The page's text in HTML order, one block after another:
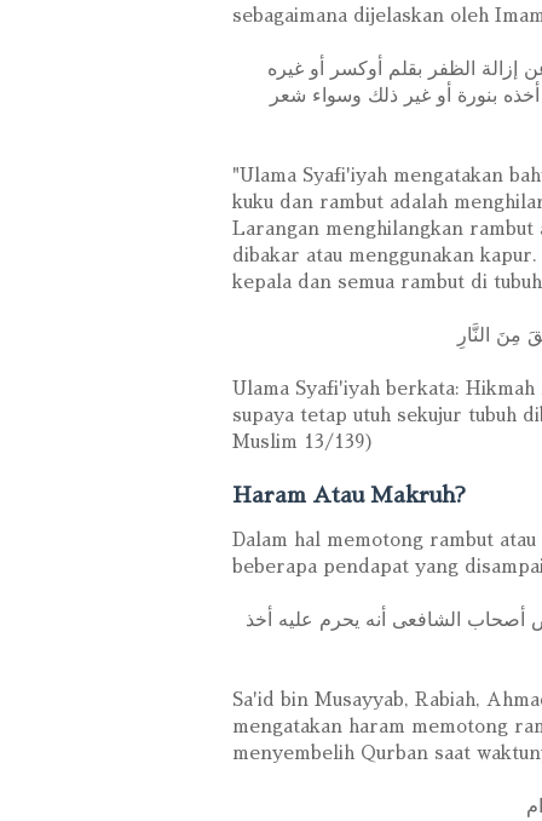
sebagaimana dijelaskan oleh
ﺇﺯاﻟﺔ اﻟﻈﻔﺮ ﺑﻘﻠﻢ ﺃﻭﻛﺴﺮ ﺃﻭ ﻏﻴﺮﻩ
ﺑﻨﻮﺭﺓ ﺃﻭ ﻏﻴﺮ ﺫﻟﻚ ﻭﺳﻮاء ﺷﻌﺮ
"Ulama Syafi'iyah mengatakan
kuku dan rambut adalah
Larangan menghilangkan
dibakar atau menggunakan
kepala dan semua rambut di
مِنَ النَّارِ
Ulama Syafi'iyah berkata:
supaya tetap utuh sekujur tubuh
Muslim 13/139)
Haram Atau Makruh?
Dalam hal memotong rambut
beberapa pendapat yang
ﺃﺻﺤﺎﺏ اﻟﺸﺎﻓﻌﻰ ﺃﻧﻪ ﻳﺤﺮﻡ ﻋﻠﻴﻪ ﺃﺧﺬ
Sa'id bin Musayyab, Rabiah,
mengatakan haram memotong
menyembelih Qurban saat